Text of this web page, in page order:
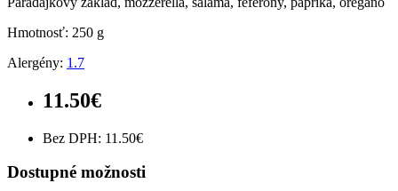
Hmotnosť: 250 g
Alergény: 1.7
11.50€
Bez DPH: 11.50€
Dostupné možnosti